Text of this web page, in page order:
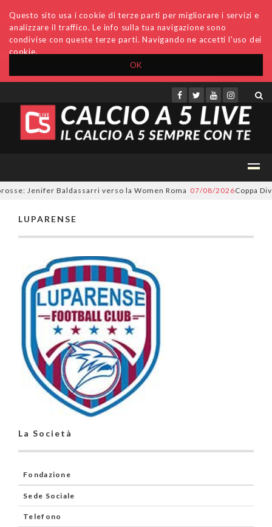
OK
Questo sito usa i cookie di terze parti per migliorare i servizi e
analizzare il traffico. Le info sulla tua navigazione sono
condivise con queste terze parti. Navigando ne accetti l'uso dei
cookie.
Accedi Archivio Invio comunicati Redazione
Jenifer Baldassarri verso la Women Roma 07/08/2026 Coppa
LUPARENSE
La Società
Fondazione
Sede Sociale
Telefono